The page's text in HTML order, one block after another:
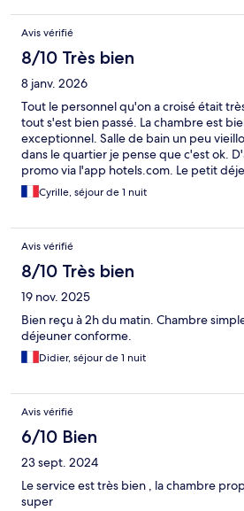
Avis vérifié
8/10 Très bien
8 janv. 2026
Tout le personnel qu'on a croisé était
tout s'est bien passé. La chambre est
exceptionnel. Salle de bain un peu
dans le quartier je pense que c'est ok.
promo via l'app hotels.com. Le petit
Cyrille, séjour de 1 nuit
Avis vérifié
8/10 Très bien
19 nov. 2025
Bien reçu à 2h du matin. Chambre
déjeuner conforme.
Didier, séjour de 1 nuit
Avis vérifié
6/10 Bien
23 sept. 2024
Le service est très bien , la chambre
super